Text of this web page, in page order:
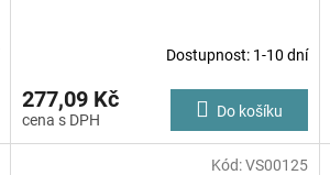
Dostupnost: 1-10 dní
277,09 Kč Do košíku
Kód:VS00125